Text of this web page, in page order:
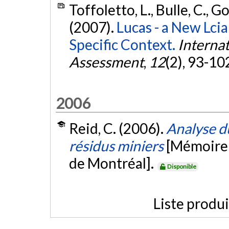
Toffoletto, L., Bulle, C.,
(2007). Lucas - a New
Specific Context.
Assessment, 12(2), 93-
2006
Reid, C. (2006). Analyse
résidus miniers
de Montréal].
Disponible
Liste